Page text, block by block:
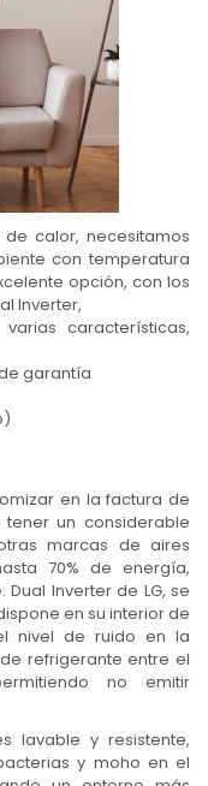
calor, necesitamos
con temperatura
opción, con los
Inverter,
características,
garantía
en la factura de
un considerable
marcas de aires
70% de energía,
Inverter de LG, se
en su interior de
nivel de ruido en la
refrigerante entre el
no emitir
lavable y resistente,
y moho en el